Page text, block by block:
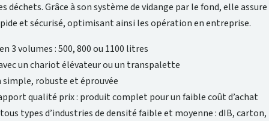
déchets. Grâce à son système de vidange par le fond, elle
et sécurisé, optimisant ainsi les opération en entreprise.
3 volumes : 500, 800 ou 1100 litres
un chariot élévateur ou un transpalette
robuste et éprouvée
qualité prix : produit complet pour un faible coût d’achat
types d’industries de densité faible et moyenne : dIB,